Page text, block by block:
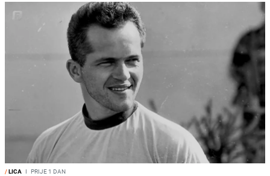
/LICA I PRIJE 1 DAN